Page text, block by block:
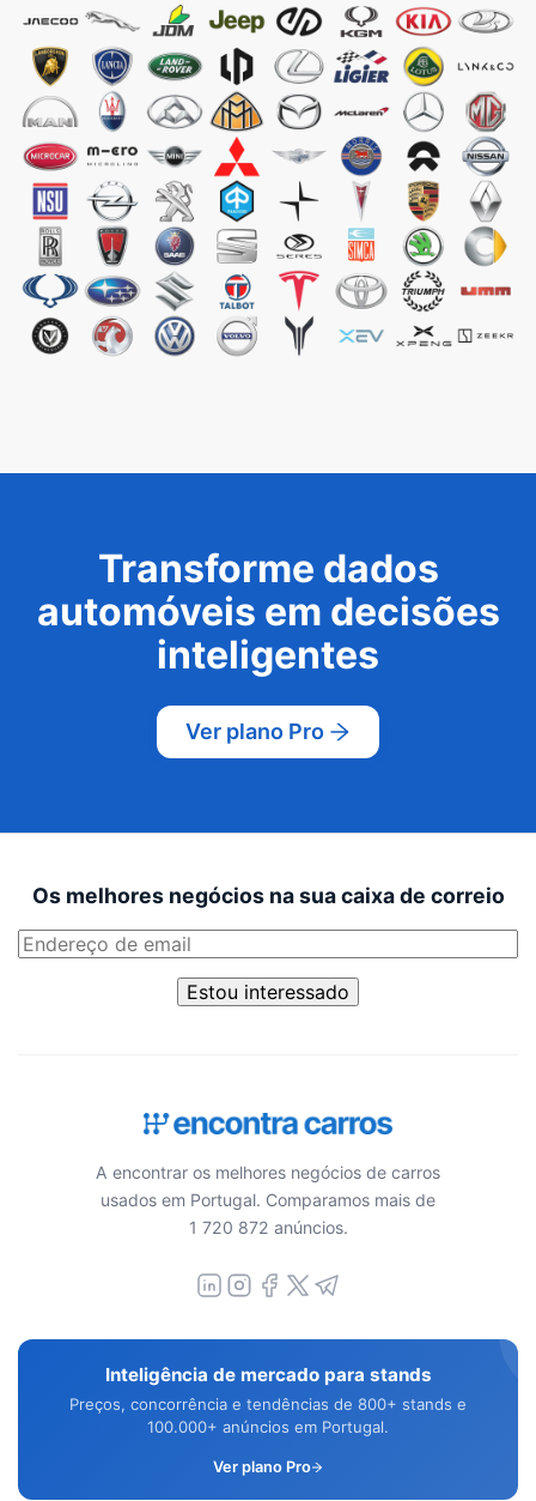
Transforme dados
automóveis em decisões
inteligentes
Ver plano Pro
Os melhores negócios na sua caixa de correio
Estou interessado
A encontrar os melhores negócios de carros
usados em Portugal. Comparamos mais de
1 720 872 anúncios.
Inteligência de mercado para stands
Preços, concorrência e tendências de 800+ stands e
100.000+ anúncios em Portugal.
Ver plano Pro